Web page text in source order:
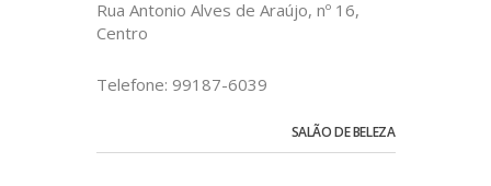
Rua Antonio Alves de Araújo, nº 16,
Centro
Telefone: 99187-6039
SALÃO DE BELEZA